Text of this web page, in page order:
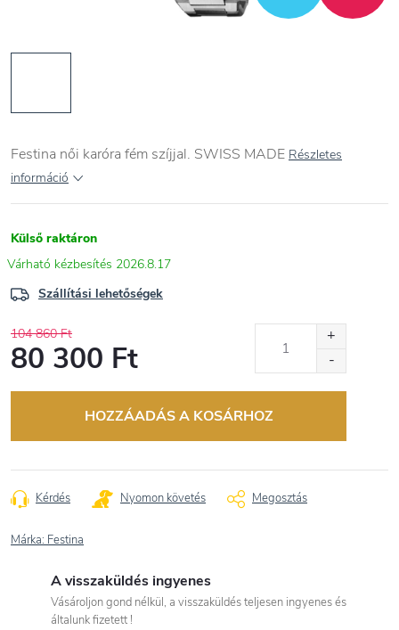
Festina női karóra fém szíjjal. SWISS MADE Részletes
információ
Külső raktáron
2026.8.17
Szállítási lehetőségek
104 860 Ft
80 300 Ft
HOZZÁADÁS A KOSÁRHOZ
Kérdés Nyomon követés Megosztás
Márka: Festina
A visszaküldés ingyenes
Vásároljon gond nélkül, a visszaküldés teljesen ingyenes és
általunk fizetett !